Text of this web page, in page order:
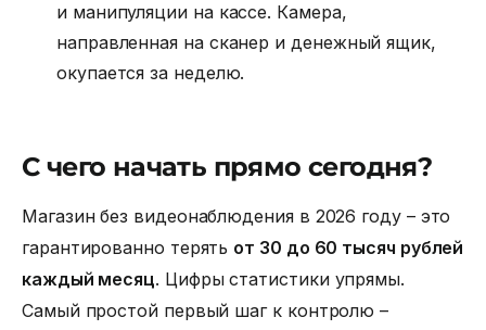
и манипуляции на кассе. Камера,
направленная на сканер и денежный ящик,
окупается за неделю.
С чего начать прямо сегодня?
Магазин без видеонаблюдения в 2026 году – это
гарантированно терять от 30 до 60 тысяч рублей
каждый месяц. Цифры статистики упрямы.
Самый простой первый шаг к контролю –